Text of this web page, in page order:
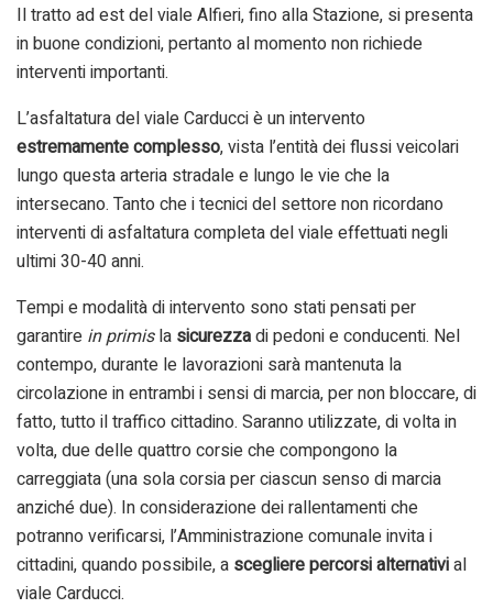
Il tratto ad est del viale Alfieri, fino alla Stazione, si presenta
in buone condizioni, pertanto al momento non richiede
interventi importanti.
L’asfaltatura del viale Carducci è un intervento
estremamente complesso, vista l’entità dei flussi veicolari
lungo questa arteria stradale e lungo le vie che la
intersecano. Tanto che i tecnici del settore non ricordano
interventi di asfaltatura completa del viale effettuati negli
ultimi 30-40 anni.
Tempi e modalità di intervento sono stati pensati per
garantire in primisla sicurezzadi pedoni e conducenti. Nel
contempo, durante le lavorazioni sarà mantenuta la
circolazione in entrambi i sensi di marcia, per non bloccare, di
fatto, tutto il traffico cittadino. Saranno utilizzate, di volta in
volta, due delle quattro corsie che compongono la
carreggiata (una sola corsia per ciascun senso di marcia
anziché due). In considerazione dei rallentamenti che
potranno verificarsi, l’Amministrazione comunale invita i
cittadini, quando possibile, a scegliere percorsi alternativial
viale Carducci.